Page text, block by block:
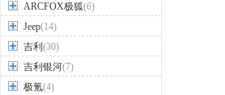
ARCFOX极狐(6)
Jeep(14)
吉利 (30)
吉利银河(7)
极氪(4)